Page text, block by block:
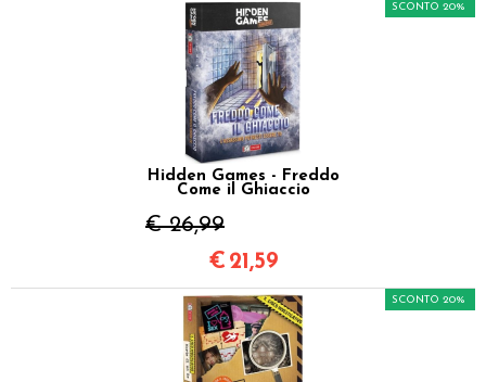
Hidden Games - Freddo
Come il Ghiaccio
€ 26,99
SCONTO 20%
€ 21,59
SCONTO 20%